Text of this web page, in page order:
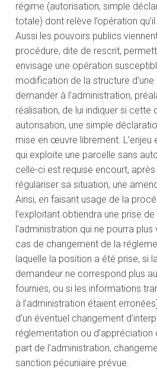
régime (autorisation, simple
totale) dont relève l’opération
Aussi les pouvoirs publics
procédure, dite de rescrit,
envisage une opération
modification de la structure
demander à l’administration,
réalisation, de lui indiquer si cette
autorisation, une simple
mise en œuvre librement.
qui exploite une parcelle sans
celle-ci est requise encourt,
régulariser sa situation, une
Ainsi, en faisant usage de la
l’exploitant obtiendra une prise
l’administration qui ne pourra
cas de changement de la
laquelle la position a été prise, si
demandeur ne correspond plus
fournies, ou si les informations
à l’administration étaient
d’un éventuel changement
réglementation ou d’appréciation
part de l’administration,
sanction pécuniaire prévue.